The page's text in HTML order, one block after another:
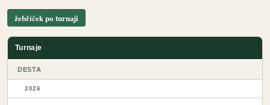
žebříček po turnaji
Turnaje
DESTA
2026